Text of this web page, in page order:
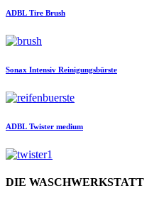
ADBL Tire Brush
Sonax Intensiv Reinigungsbürste
ADBL Twister medium
DIE WASCHWERKSTATT